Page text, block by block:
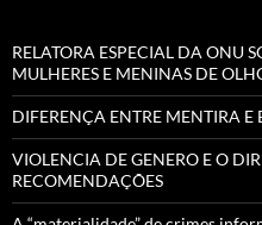
RELATORA ESPECIAL DA ONU
MULHERES E MENINAS DE
DIFERENÇA ENTRE MENTIRA E
VIOLENCIA DE GENERO E O
RECOMENDAÇÕES